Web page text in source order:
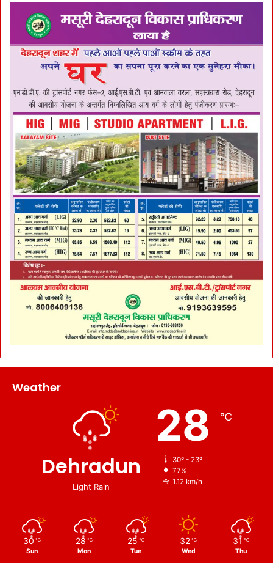
Weather
Dehradun
Light Rain
28 ℃
30º - 23º
77%
1.12 km/h
30 ℃
Sun
28 ℃
Mon
25 ℃
Tue
32 ℃
Wed
31 ℃
Thu